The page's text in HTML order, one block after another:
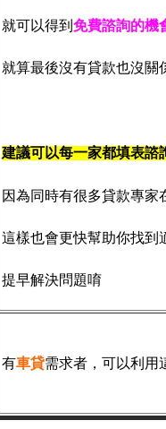
就可以得到 免費諮詢的機
就算最後沒有貸款也沒關
建議可以每一家都填表諮
因為同時有很多貸款專家
這樣也會更快幫助你找到
提早解決問題唷
有車貸需求者，可以利用